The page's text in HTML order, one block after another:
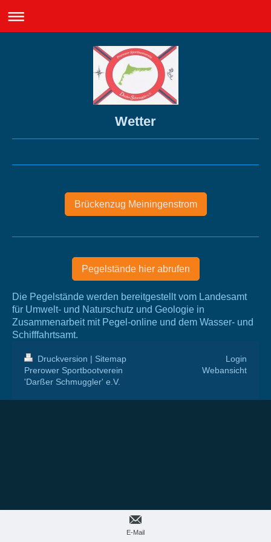
Wetter
Brückenzug Meiningenstrom
Pegelstände hier abrufen
Die Pegelstände werden bereitgestellt vom Landesamt
für Umwelt- und Naturschutz und Geologie in
Zusammenarbeit mit Pegel-online und dem Wasser- und
Schifffahrtsamt.
Druckversion | Sitemap
Prerower Sportbootverein
'Darßer Schmuggler' e.V.
Login
Webansicht
E-Mail